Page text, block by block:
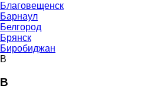
Благовещенск
Барнаул
Белгород
Брянск
Биробиджан
В
В